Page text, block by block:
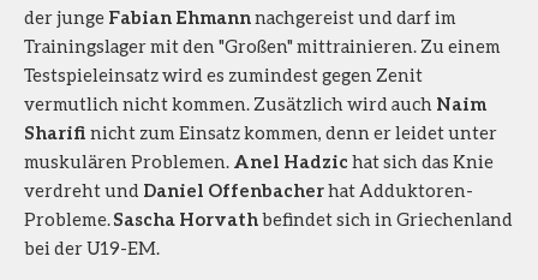
der junge Fabian Ehmannnachgereist und darf im
Trainingslager mit den "Großen" mittrainieren. Zu einem
Testspieleinsatz wird es zumindest gegen Zenit
vermutlich nicht kommen. Zusätzlich wird auch Naim
Sharifi nicht zum Einsatz kommen, denn er leidet unter
muskulären Problemen. Anel Hadzichat sich das Knie
verdreht und Daniel Offenbacherhat Adduktoren-
Probleme.Sascha Horvathbefindet sich in Griechenland
bei der U19-EM.